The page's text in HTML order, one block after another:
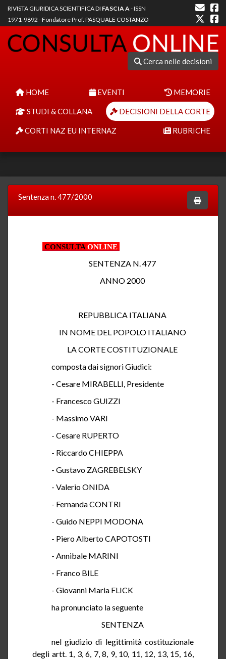
RIVISTA GIURIDICA SCIENTIFICA DI FASCIA A- ISSN
1971-9892 - Fondatore Prof. PASQUALE COSTANZO
Cerca nelle decisioni
HOME EVENTI MEMORIE
STUDI & COLLANA DECISIONI DELLA CORTE
CORTI NAZ EU INTERNAZ RUBRICHE
Sentenza n. 477/2000
CONSULTA ONLINE
SENTENZA N. 477
ANNO 2000
REPUBBLICA ITALIANA
IN NOME DEL POPOLO ITALIANO
LA CORTE COSTITUZIONALE
compostadai signori Giudici:
- Cesare MIRABELLI, Presidente
- Francesco GUIZZI
- Massimo VARI
- Cesare RUPERTO
- Riccardo CHIEPPA
- Gustavo ZAGREBELSKY
- Valerio ONIDA
- Fernanda CONTRI
- Guido NEPPI MODONA
- Piero Alberto CAPOTOSTI
- Annibale MARINI
- Franco BILE
- Giovanni Maria FLICK
hapronunciato la seguente
SENTENZA
nelgiudizio di legittimità costituzionale
degli artt. 1, 3, 6, 7, 8, 9, 10, 11, 12, 13, 15, 16,